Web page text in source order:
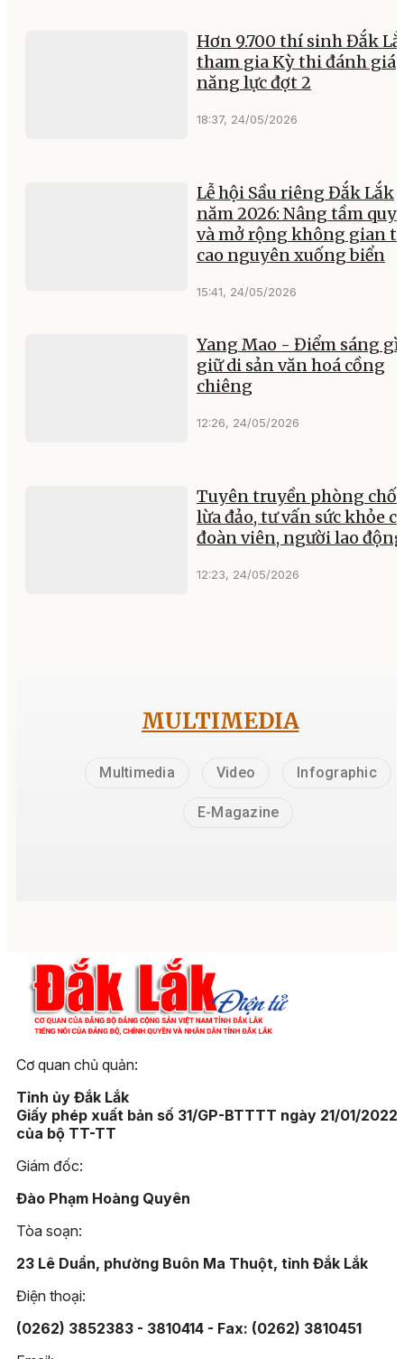
Hơn 9.700 thí sinh Đắk
tham gia Kỳ thi đánh giá
năng lực đợt 2
18:37, 24/05/2026
Lễ hội Sầu riêng Đắk Lắk
năm 2026: Nâng tầm quy
và mở rộng không gian
cao nguyên xuống biển
15:41, 24/05/2026
Yang Mao - Điểm sáng
giữ di sản văn hoá cồng
chiêng
12:26, 24/05/2026
Tuyên truyền phòng
lừa đảo, tư vấn sức khỏe
đoàn viên, người lao động
12:23, 24/05/2026
MULTIMEDIA
Multimedia Video Infographic
E-Magazine
Cơ quan chủ quản:
Tỉnh ủy Đắk Lắk
Giấy phép xuất bản số 31/GP-BTTTT ngày 21/01/2022
của bộ TT-TT
Giám đốc:
Đào Phạm Hoàng Quyên
Tòa soạn:
23 Lê Duẩn, phường Buôn Ma Thuột, tỉnh Đắk Lắk
Điện thoại:
(0262) 3852383 - 3810414 - Fax: (0262) 3810451